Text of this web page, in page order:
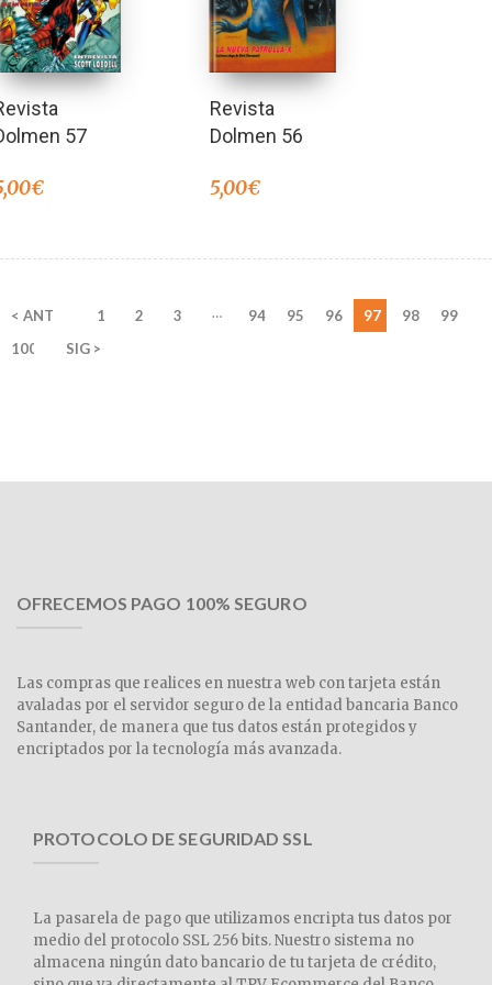
57
€
Revista
Dolmen 56
5,00€
< ANT 1 2 3 … 94 95 96 97 98
99
100
SIG >
OFRECEMOS PAGO 100% SEGURO
Las compras que realices en nuestra web con tarjeta están
avaladas por el servidor seguro de la entidad bancaria Banco
Santander, de manera que tus datos están protegidos y
encriptados por la tecnología más avanzada.
PROTOCOLO DE SEGURIDAD SSL
La pasarela de pago que utilizamos encripta tus datos por
medio del protocolo SSL 256 bits. Nuestro sistema no
almacena ningún dato bancario de tu tarjeta de crédito,